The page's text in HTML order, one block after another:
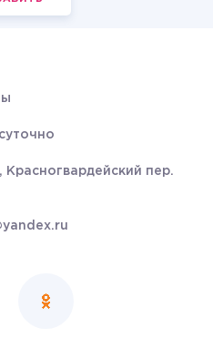
Красногвардейский пер.